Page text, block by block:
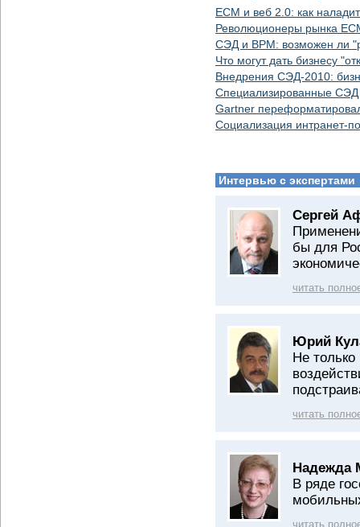
ECM и веб 2.0: как
Революционеры рынка
СЭД и ВРM: возможен ли
Что могут дать бизнесу
Внедрения СЭД-2010:
Специализированные СЭД
Gartner
Социализация интранет-
Интервью с экспертами
Сергей
бы для
читать
Юрий
Не
читать
Надежда
В ряде
читать